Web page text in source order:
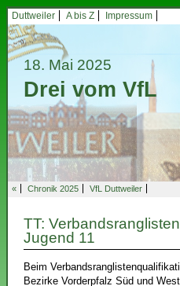
Duttweiler A bis Z Impressum
18. Mai 2025
Drei vom VfL
« Chronik 2025 VfL Duttweiler
TT:
Jugend 11
Beim
Bezirke Vorderpfalz Süd und